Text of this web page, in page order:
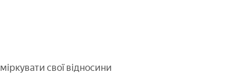
свої відносини